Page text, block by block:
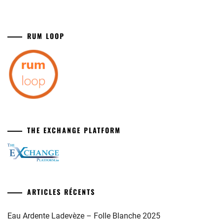
RUM LOOP
THE EXCHANGE PLATFORM
ARTICLES RÉCENTS
Eau Ardente Ladevèze – Folle Blanche 2025